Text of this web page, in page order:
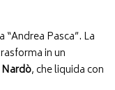
Pasca”. La
in un
, che liquida con